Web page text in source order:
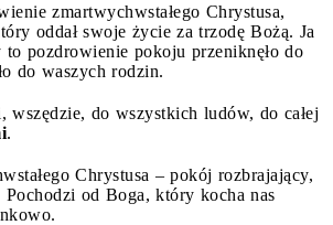
zmartwychwstałego Chrystusa,
oddał swoje życie za trzodę Bożą. Ja
pozdrowienie pokoju przeniknęło do
do waszych rodzin.
wszędzie, do wszystkich ludów, do całej
.
Chrystusa – pokój rozbrajający,
od Boga, który kocha nas